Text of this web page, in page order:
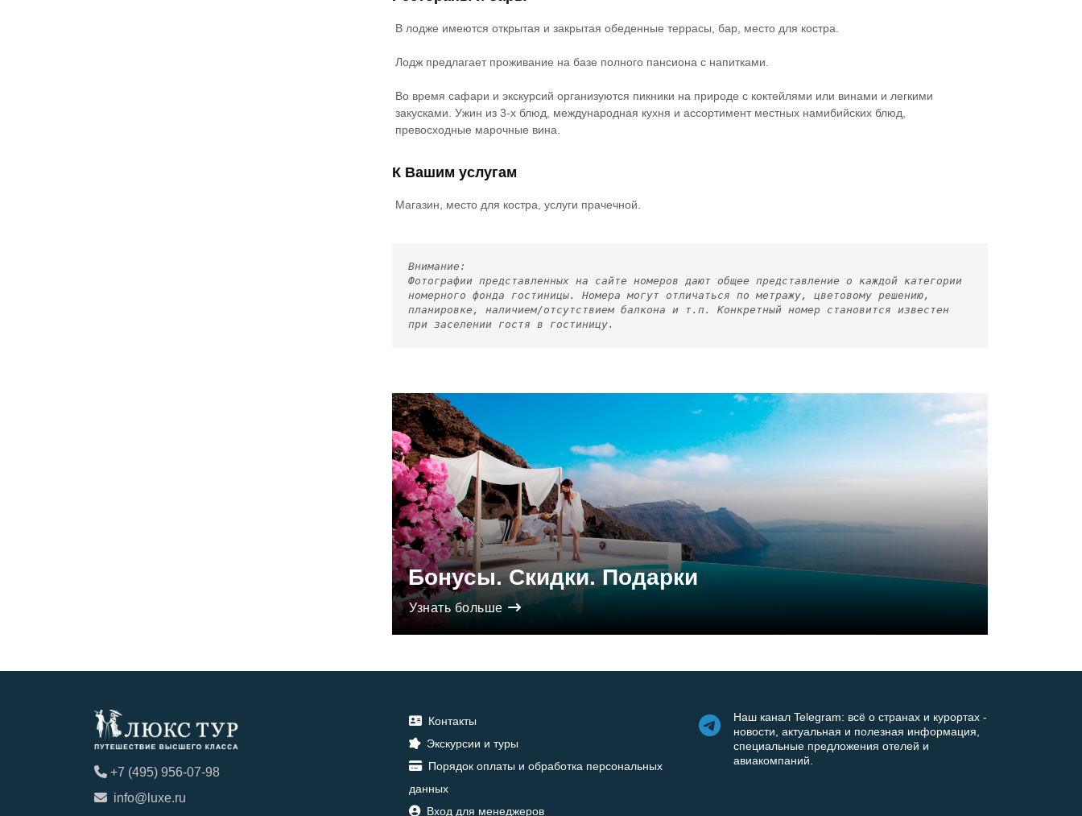
В лодже имеются открытая и закрытая обеденные террасы, бар, место для костра.
Лодж предлагает проживание на базе полного пансиона с напитками.
Во время сафари и экскурсий организуются пикники на природе с коктейлями или винами и легкими
закусками. Ужин из 3-х блюд, международная кухня и ассортимент местных намибийских блюд,
превосходные марочные вина.
К Вашим услугам
Магазин, место для костра, услуги прачечной.
Внимание:
Фотографии представленных на сайте номеров дают общее представление о каждой категории
номерного фонда гостиницы. Номера могут отличаться по метражу, цветовому решению,
планировке, наличием/отсутствием балкона и т.п. Конкретный номер становится известен
при заселении гостя в гостиницу.
Бонусы. Скидки. Подарки
Узнать больше
+7 (495) 956-07-98
info@luxe.ru
Контакты
Экскурсии и туры
Порядок оплаты и обработка персональных
данных
Вход для менеджеров
Наш канал Telegram: всё о странах и курортах -
новости, актуальная и полезная информация,
специальные предложения отелей и
авиакомпаний.